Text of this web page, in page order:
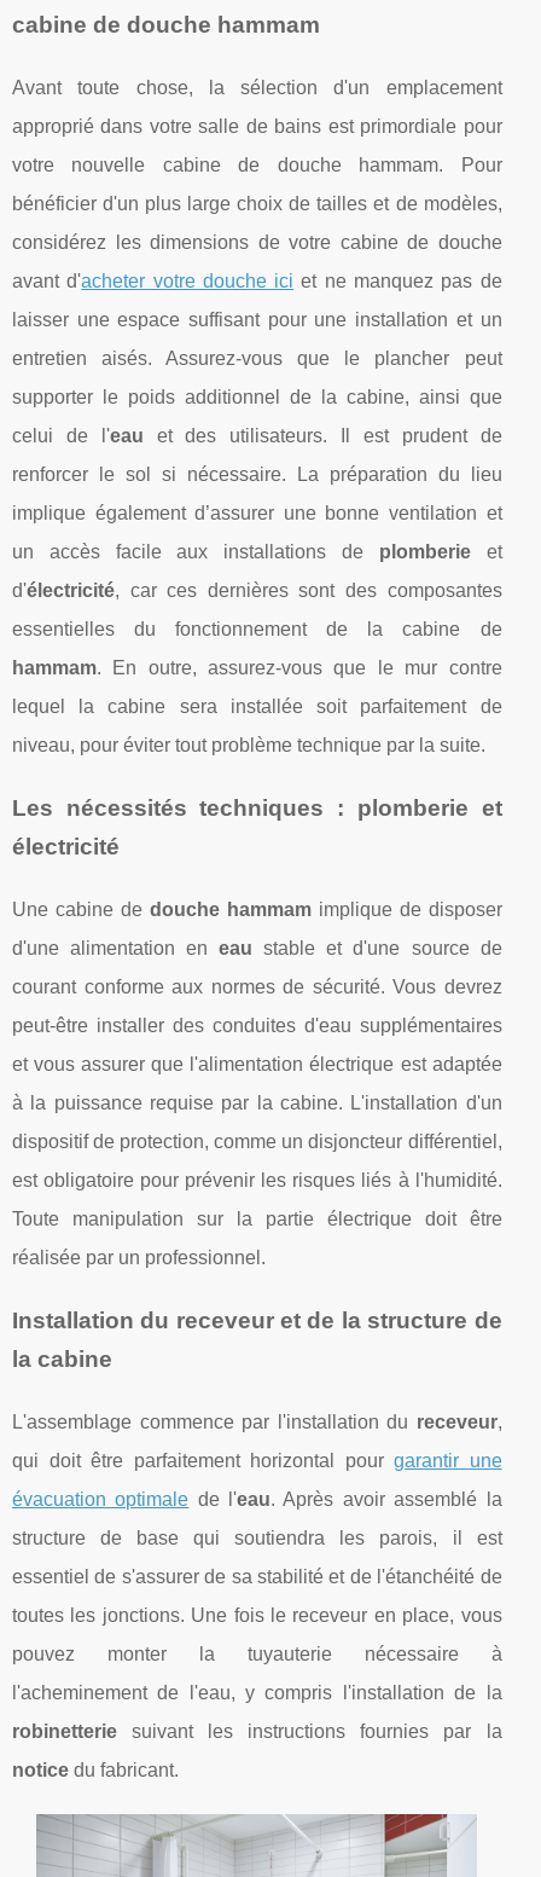
cabine de douche hammam
Avant toute chose, la sélection d'un emplacement
approprié dans votre salle de bains est primordiale pour
votre nouvelle cabine de douche hammam. Pour
bénéficier d'un plus large choix de tailles et de modèles,
considérez les dimensions de votre cabine de douche
avant d'acheter votre douche ici et ne manquez pas de
laisser une espace suffisant pour une installation et un
entretien aisés. Assurez-vous que le plancher peut
supporter le poids additionnel de la cabine, ainsi que
celui de l'eau et des utilisateurs. Il est prudent de
renforcer le sol si nécessaire. La préparation du lieu
implique également d’assurer une bonne ventilation et
un accès facile aux installations de plomberieet
d'électricité, car ces dernières sont des composantes
essentielles du fonctionnement de la cabine de
hammam. En outre, assurez-vous que le mur contre
lequel la cabine sera installée soit parfaitement de
niveau, pour éviter tout problème technique par la suite.
Les nécessités techniques : plomberie et
électricité
Une cabine de douche hammamimplique de disposer
d'une alimentation eneau stable et d'une source de
courant conforme aux normes de sécurité. Vous devrez
peut-être installer des conduites d'eau supplémentaires
et vous assurer que l'alimentation électrique est adaptée
à la puissance requise par la cabine. L'installation d'un
dispositif de protection, comme un disjoncteur différentiel,
est obligatoire pour prévenir les risques liés à l'humidité.
Toute manipulation sur la partie électrique doit être
réalisée par un professionnel.
Installation du receveur et de la structure de
la cabine
L'assemblage commence par l'installation du receveur,
qui doit être parfaitement horizontal pourgarantir une
évacuation optimale de l'eau. Après avoir assemblé la
structure de base qui soutiendra les parois, il est
essentiel de s'assurer de sa stabilité et de l'étanchéité de
toutes les jonctions. Une fois le receveur en place, vous
pouvez monter la tuyauterie nécessaire à
l'acheminement de l'eau, y compris l'installation de la
robinetterie suivant les instructions fournies par la
notice du fabricant.